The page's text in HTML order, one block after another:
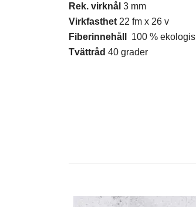
Rek. virknål 3 mm
Virkfasthet 22 fm x 26 v
Fiberinnehåll
100 %
Tvättråd 40 grader